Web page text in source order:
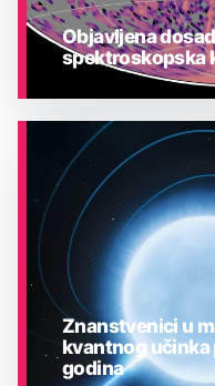
ASTRONOMIJA
Objavljena
spektroskopska
Znanstvenici u
kvantnog
godina